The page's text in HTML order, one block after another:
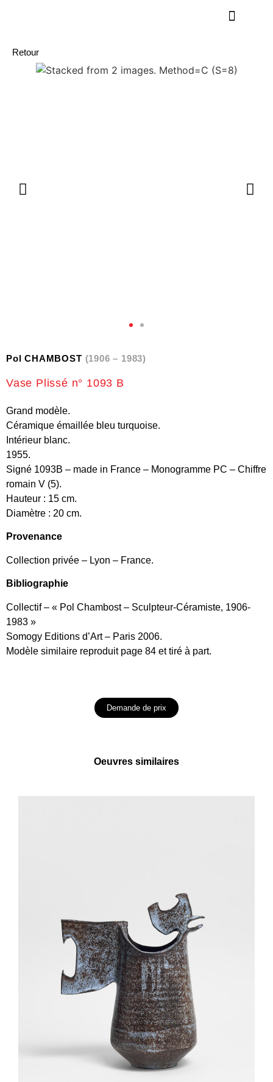
Retour
Pol CHAMBOST (1906 – 1983)
Vase Plissé n° 1093 B
Grand modèle.
Céramique émaillée bleu turquoise.
Intérieur blanc.
1955.
Signé 1093B – made in France – Monogramme PC – Chiffre
romain V (5).
Hauteur : 15 cm.
Diamètre : 20 cm.
Provenance
Collection privée – Lyon – France.
Bibliographie
Collectif – « Pol Chambost – Sculpteur-Céramiste, 1906-
1983 »
Somogy Editions d’Art – Paris 2006.
Modèle similaire reproduit page 84 et tiré à part.
Demande de prix
Oeuvres similaires